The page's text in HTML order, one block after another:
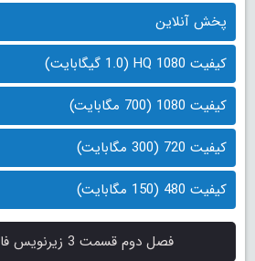
پخش آنلاین
کیفیت 1080 HQ (1.0 گیگابایت)
کیفیت 1080 (700 مگابایت)
کیفیت 720 (300 مگابایت)
کیفیت 480 (150 مگابایت)
فصل دوم قسمت 3 زیرنویس فارسی چسبیده